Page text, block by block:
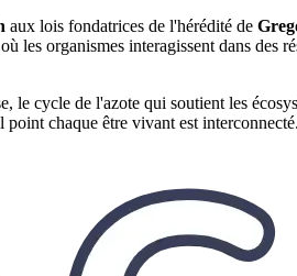
aux lois fondatrices de l'hérédité de
les organismes interagissent dans
le cycle de l'azote qui soutient les
chaque être vivant est interconnecté.